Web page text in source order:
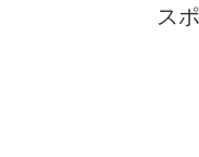
ス